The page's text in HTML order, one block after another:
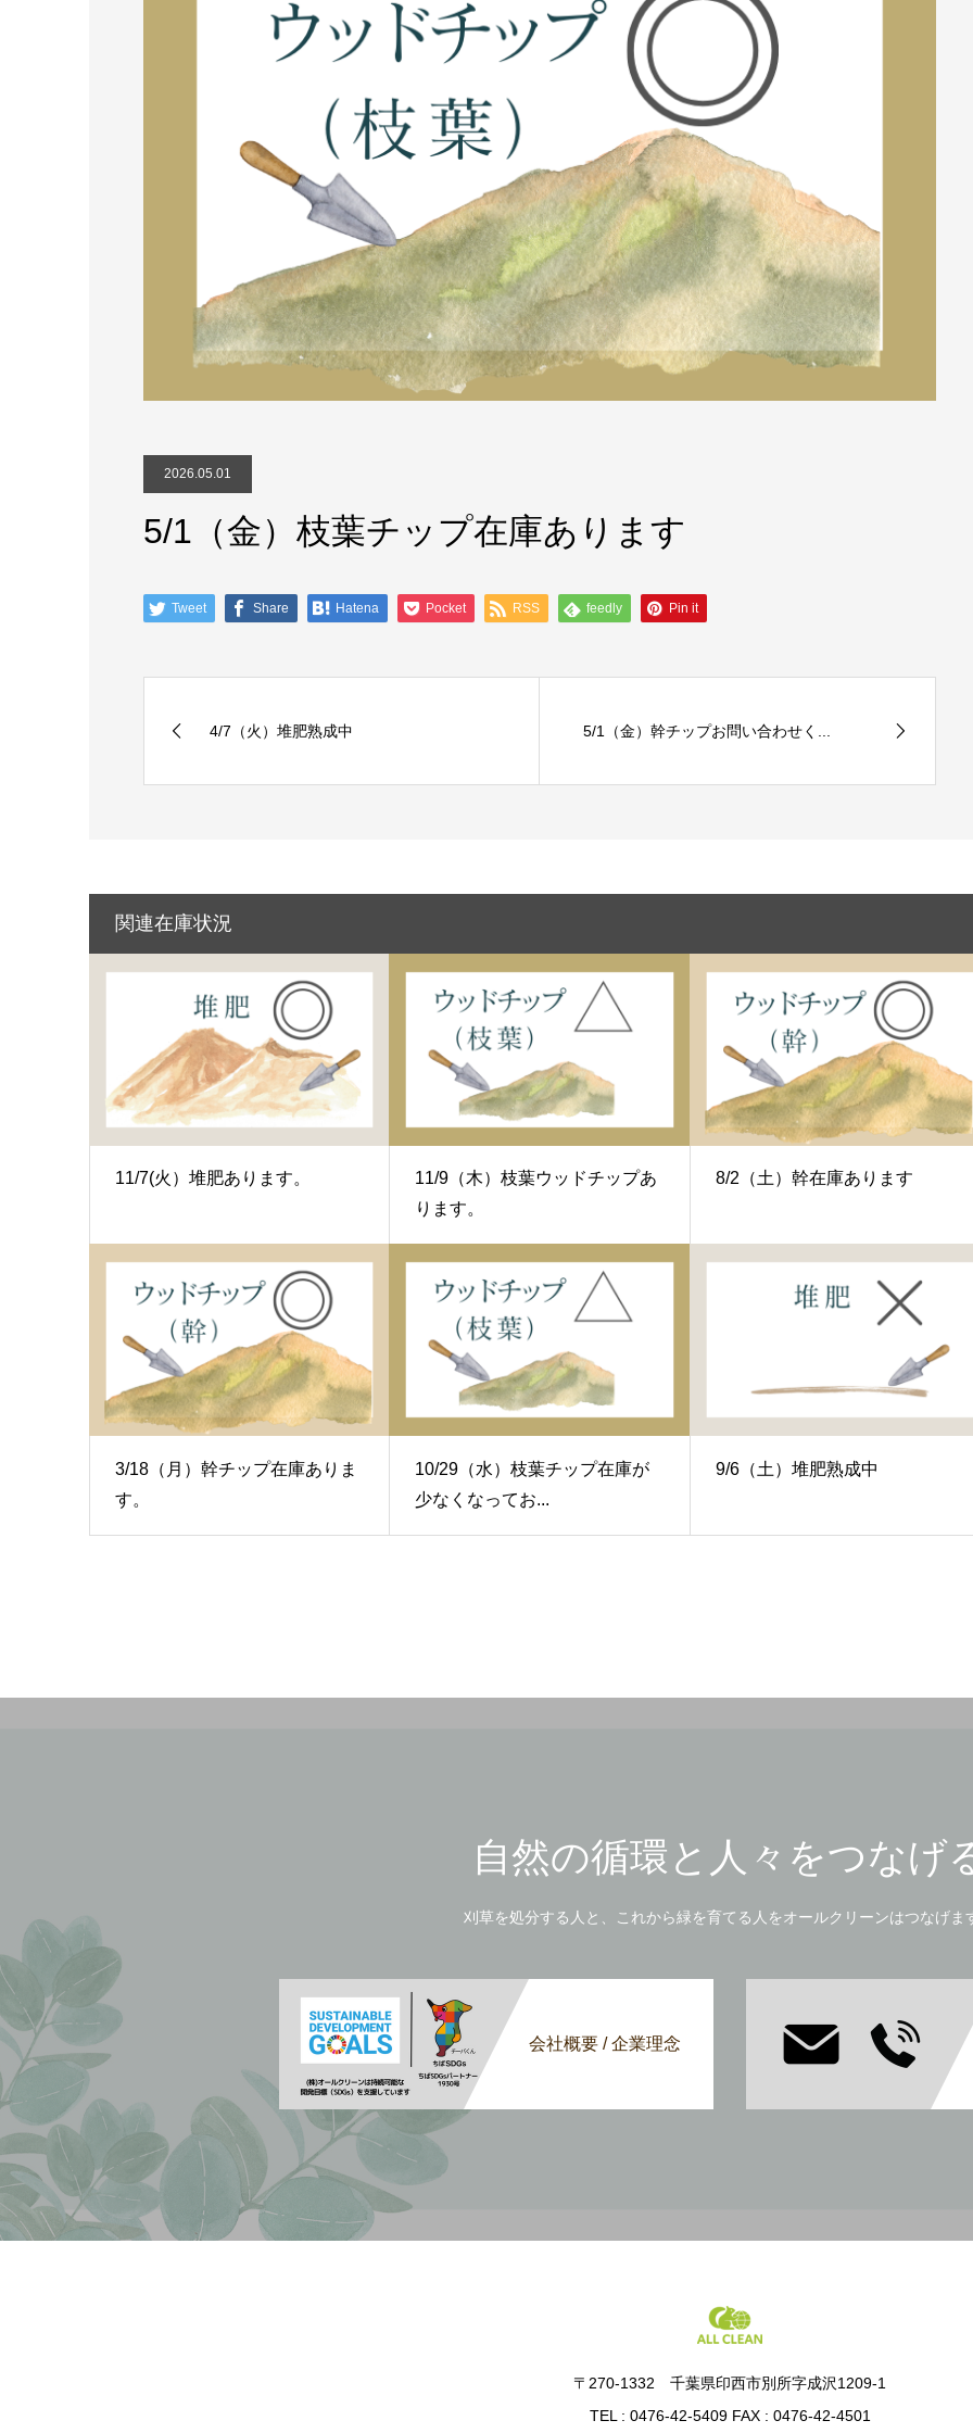
2026.05.01
5/1（金）枝葉チップ在庫あります
Tweet Share Hatena Pocket RSS feedly Pin it
4/7（火）堆肥熟成中 5/1（金）幹チップお問い合わせく...
関連在庫状況
11/7(火）堆肥あります。
11/9（木）枝葉ウッドチップあ
ります。
8/2（土）幹在庫あります
3/18（月）幹チップ在庫ありま
す。
10/29（水）枝葉チップ在庫が
少なくなってお...
9/6（土）堆肥熟成中
自然の循環と人々をつなげ
刈草を処分する人と、これから緑を育てる人をオールクリーンはつなげま
会社概要 / 企業理念
〒270-1332 千葉県印西市別所字成沢1209-1
TEL : 0476-42-5409 FAX : 0476-42-4501